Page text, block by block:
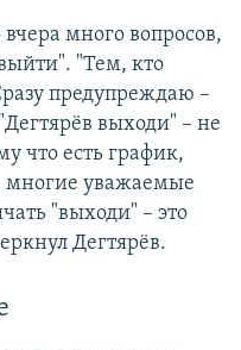
много вопросов,
"Тем, кто
предупреждаю –
выходи" – не
что есть график,
многие уважаемые
"выходи" – это
Дегтярёв.